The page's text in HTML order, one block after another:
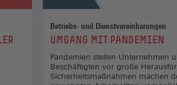
Betriebs- und Dienstvereinbarungen
:UMGANG MIT PANDEMIEN
Pandemien stellen Unternehmen
Beschäftigten vor große
Sicherheitsmaßnahmen machen